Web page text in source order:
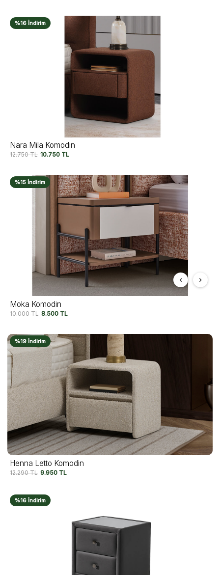
%16 İndirim
Nara Mila Komodin
12.750TL 10.750 TL
%15 İndirim
Moka Komodin
10.000TL 8.500 TL
%19 İndirim
Henna Letto Komodin
12.290TL 9.950 TL
%16 İndirim